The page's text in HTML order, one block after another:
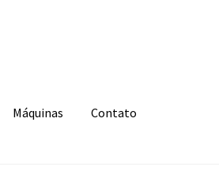
Máquinas Contato